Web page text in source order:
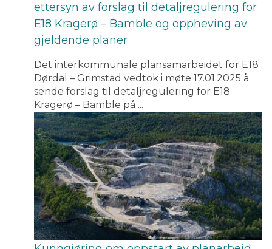
ettersyn av forslag til detaljregulering for
E18 Kragerø – Bamble og oppheving av
gjeldende planer
Det interkommunale plansamarbeidet for E18
Dørdal – Grimstad vedtok i møte 17.01.2025 å
sende forslag til detaljregulering for E18
Kragerø – Bamble på ...